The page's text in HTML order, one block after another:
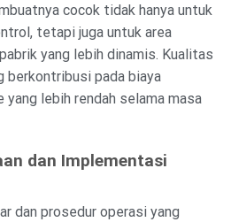
cocok tidak hanya untuk
tetapi juga untuk area
yang lebih dinamis. Kualitas
berkontribusi pada biaya
lebih rendah selama masa
dan Implementasi
dan prosedur operasi yang